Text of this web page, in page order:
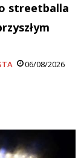
streetballa
06/08/2026